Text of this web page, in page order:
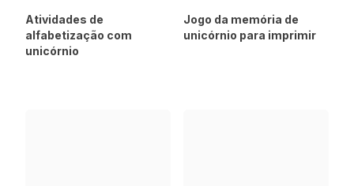
Atividades de
alfabetização com
unicórnio
Jogo da memória de
unicórnio para imprimir